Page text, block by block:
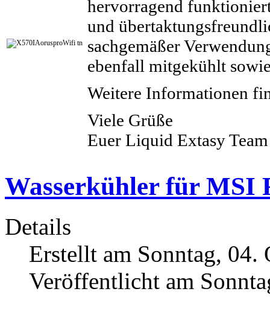
hervorragend
und
sachgemäßer
ebenfall mitgekühlt
Weitere Informationen
Viele Grüße
Euer Liquid Extasy Team
Wasserkühler für MSI
Details
Erstellt am Sonntag, 04.
Veröffentlicht am